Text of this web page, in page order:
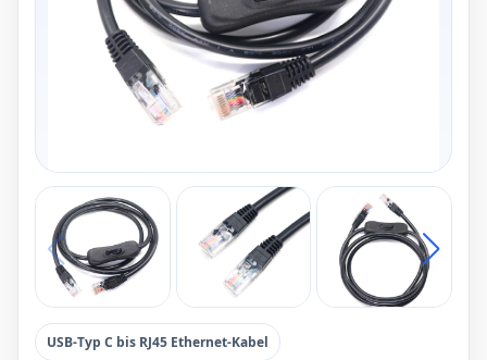
USB-Typ C bis RJ45 Ethernet-Kabel